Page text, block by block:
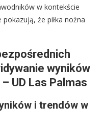
w kontekście
że piłka nożna
wyników
UD Las Palmas
i trendów w